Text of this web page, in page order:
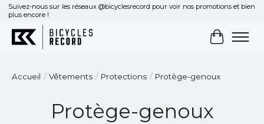
Suivez-nous sur les réseaux @bicyclesrecord pour voir nos promotions et bien
plus encore !
Panier
Accueil / Vêtements / Protections / Protège-genoux
Protège-genoux